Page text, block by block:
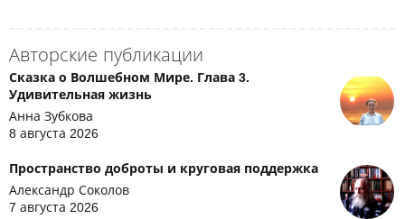
Авторские публикации
Сказка о Волшебном Мире. Глава 3.
Удивительная жизнь
Анна Зубкова
8 августа 2026
Пространство доброты и круговая поддержка
Александр Соколов
7 августа 2026